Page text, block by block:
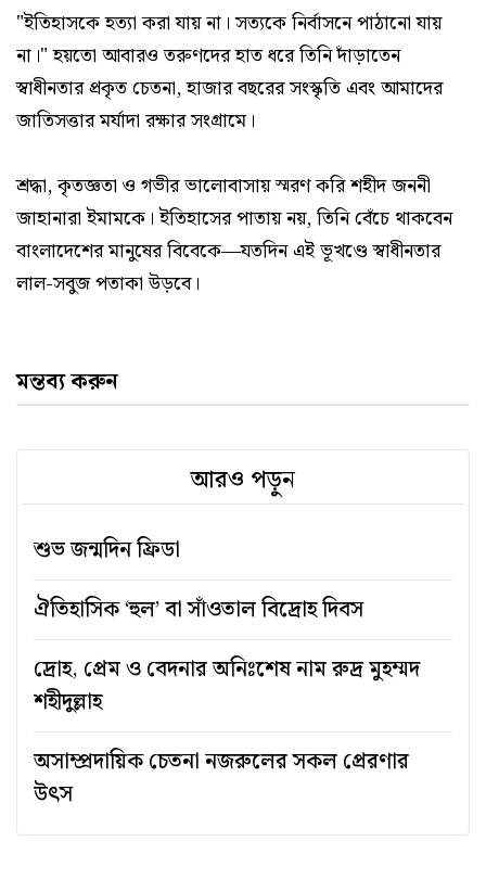
"ইতিহাসকে হত্যা করা যায় না। সত্যকে নির্বাসনে পাঠানো যায়
না।" হয়তো আবারও তরুণদের হাত ধরে তিনি দাঁড়াতেন
স্বাধীনতার প্রকৃত চেতনা, হাজার বছরের সংস্কৃতি এবং আমাদের
জাতিসত্তার মর্যাদা রক্ষার সংগ্রামে।
শ্রদ্ধা, কৃতজ্ঞতা ও গভীর ভালোবাসায় স্মরণ করি শহীদ জননী
জাহানারা ইমামকে। ইতিহাসের পাতায় নয়, তিনি বেঁচে থাকবেন
বাংলাদেশের মানুষের বিবেকে—যতদিন এই ভূখণ্ডে স্বাধীনতার
লাল-সবুজ পতাকা উড়বে।
মন্তব্য করুন
আরও পড়ুন
শুভ জন্মদিন ফ্রিডা
ঐতিহাসিক ‘হুল’ বা সাঁওতাল বিদ্রোহ দিবস
দ্রোহ, প্রেম ও বেদনার অনিঃশেষ নাম রুদ্র মুহম্মদ
শহীদুল্লাহ
অসাম্প্রদায়িক চেতনা নজরুলের সকল প্রেরণার
উৎস